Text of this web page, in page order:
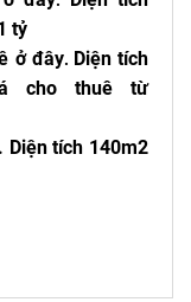
tỷ
ở đây. Diện tích
cho thuê từ
Diện tích 140m2